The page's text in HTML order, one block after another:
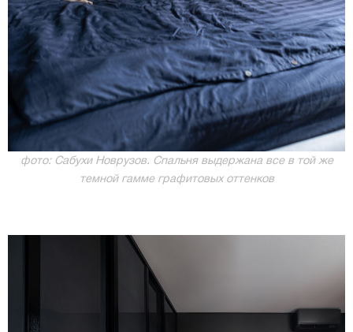
фото: Сабухи Новрузов. Спальня выдержана все в той же
темной гамме графитовых оттенков